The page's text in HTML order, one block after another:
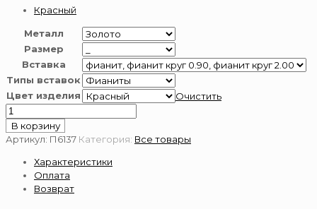
Красный
Металл
Размер
Вставка
Типы вставок
Цвет изделия
Очистить
Количество
товара
Подвеска
пробы
В корзину
Артикул: П6137 Категория: Все товары
Характеристики
Оплата
Возврат